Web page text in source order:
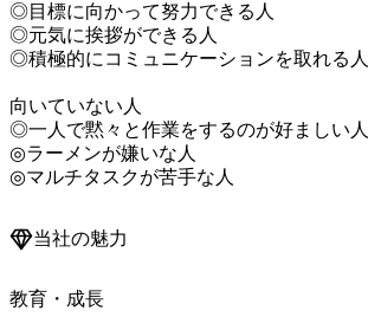
◎目標に向かって努力できる人
◎元気に挨拶ができる人
◎積極的にコミュニケーションを取れる人
向いていない人
◎一人で黙々と作業をするのが好ましい人
◎ラーメンが嫌いな人
◎マルチタスクが苦手な人
当社の魅力
教育・成長